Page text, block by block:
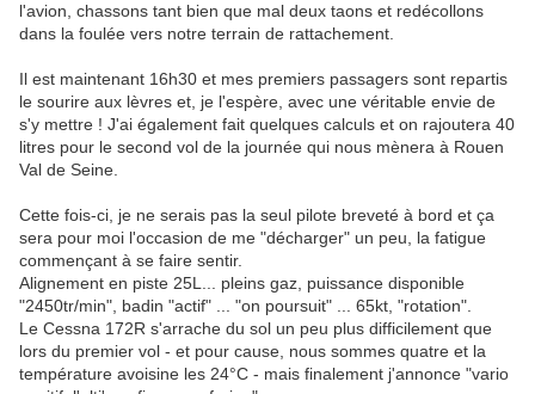
l'avion, chassons tant bien que mal deux taons et redécollons
dans la foulée vers notre terrain de rattachement.
Il est maintenant 16h30 et mes premiers passagers sont repartis
le sourire aux lèvres et, je l'espère, avec une véritable envie de
s'y mettre ! J'ai également fait quelques calculs et on rajoutera 40
litres pour le second vol de la journée qui nous mènera à Rouen
Val de Seine.
Cette fois-ci, je ne serais pas la seul pilote breveté à bord et ça
sera pour moi l'occasion de me "décharger" un peu, la fatigue
commençant à se faire sentir.
Alignement en piste 25L... pleins gaz, puissance disponible
"2450tr/min", badin "actif" ... "on poursuit" ... 65kt, "rotation".
Le Cessna 172R s'arrache du sol un peu plus difficilement que
lors du premier vol - et pour cause, nous sommes quatre et la
température avoisine les 24°C - mais finalement j'annonce "vario